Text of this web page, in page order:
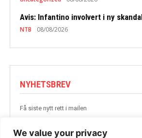
We value your privacy
Avis: Infantino involvert i ny
NTB 08/08/2026
NYHETSBREV
Få siste nytt rett i mailen